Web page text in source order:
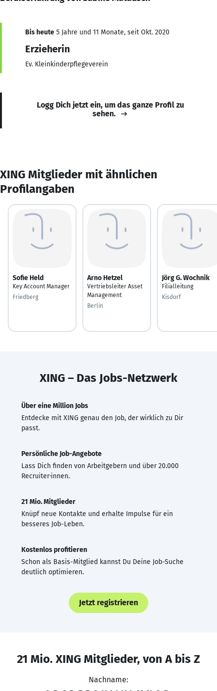
Bis heute 5 Jahre und 11 Monate, seit Okt. 2020
Erzieherin
Ev. Kleinkinderpflegeverein
Logg Dich jetzt ein, um das ganze Profil zu
sehen.
XING Mitglieder mit ähnlichen
Profilangaben
Sofie Held
Key Account Manager
Friedberg
Arno Hetzel
Vertriebsleiter Asset
Management
Berlin
Jörg G. Wochnik
Filialleitung
Kisdorf
XING – Das Jobs-Netzwerk
Über eine Million Jobs
Entdecke mit XING genau den Job, der wirklich zu Dir
passt.
Persönliche Job-Angebote
Lass Dich finden von Arbeitgebern und über 20.000
Recruiter·innen.
21 Mio. Mitglieder
Knüpf neue Kontakte und erhalte Impulse für ein
besseres Job-Leben.
Kostenlos profitieren
Schon als Basis-Mitglied kannst Du Deine Job-Suche
deutlich optimieren.
Jetzt registrieren
21 Mio. XING Mitglieder, von A bis Z
Nachname: